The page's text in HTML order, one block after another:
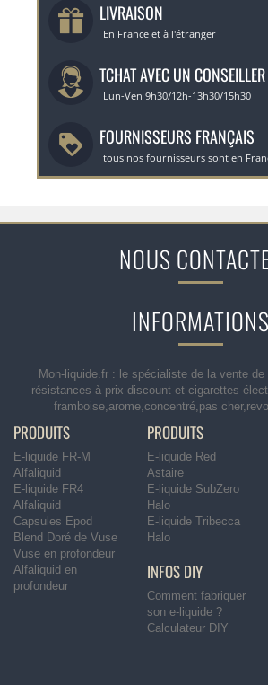
LIVRAISON
En France et à l'étranger
TCHAT AVEC UN CONSEILLER
Lun-Ven 9h30/12h-13h30/15h30
FOURNISSEURS FRANÇAIS
tous nos fournisseurs sont en
NOUS
INFORMATIONS
Mon-liquide.fr : le spécialiste de la vente de
résistances à prix discount et cigarettes
framboise,arome,concentré,pas
PRODUITS
E-liquide FR-M
Alfaliquid
E-liquide FR4
Alfaliquid
Capsules Epod
Blend Doré de Vuse
Vuse en profondeur
Alfaliquid en
profondeur
PRODUITS
E-liquide Red
Astaire
E-liquide SubZero
Halo
E-liquide Tribecca
Halo
INFOS DIY
Comment fabriquer
son e-liquide ?
Calculateur DIY